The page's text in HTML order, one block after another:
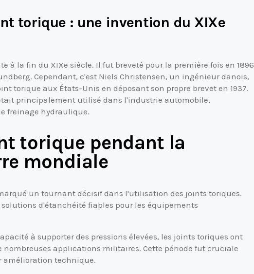
torique : une invention du XIXe
à la fin du XIXe siècle. Il fut breveté pour la première fois en 1896
Cependant, c'est Niels Christensen, un ingénieur danois,
torique aux États-Unis en déposant son propre brevet en 1937.
principalement utilisé dans l'industrie automobile,
freinage hydraulique.
torique pendant la
mondiale
un tournant décisif dans l'utilisation des joints toriques.
d'étanchéité fiables pour les équipements
à supporter des pressions élevées, les joints toriques ont
nombreuses applications militaires. Cette période fut cruciale
amélioration technique.